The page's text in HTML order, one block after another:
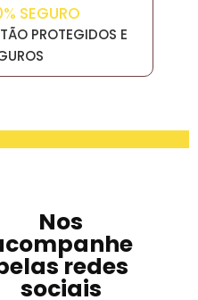
SEGURO
PROTEGIDOS E
Nos
redes
sociais